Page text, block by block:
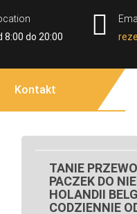
DO
Gryfice Sępólno
Bydgoszczy Kołobrzegu
8:00 do 20:00
Kontakt
TANIE
PACZEK DO
HOLANDII
CODZIENNIE